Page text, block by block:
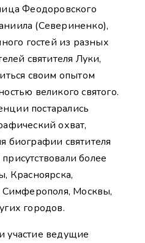
Феодоровского
(Севериненко),
гостей из разных
святителя Луки,
своим опытом
великого святого.
постарались
охват,
биографии святителя
более
Красноярска,
Симферополя, Москвы,
городов.
участие ведущие